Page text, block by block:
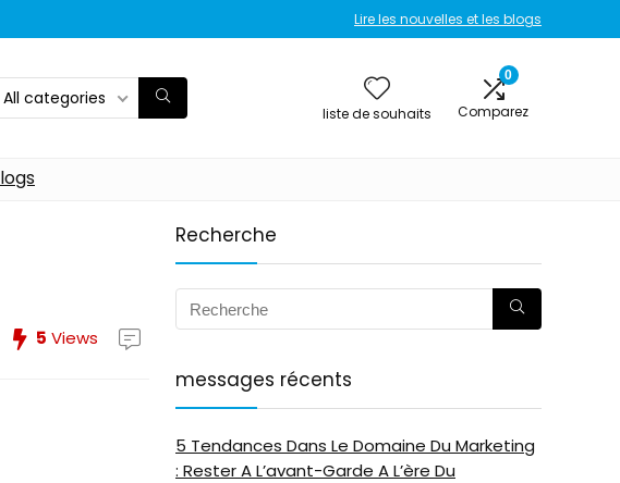
Lire les nouvelles et les blogs
All categories
liste de souhaits
0
Comparez
5 Views
Recherche
messages récents
5 Tendances Dans Le Domaine Du Marketing
: Rester A L’avant-Garde A L’ère Du